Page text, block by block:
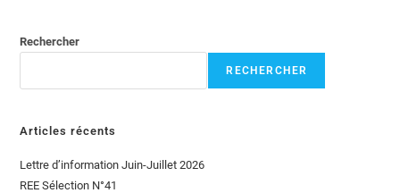
Rechercher
RECHERCHER
Articles récents
Lettre d’information Juin-Juillet 2026
REE Sélection N°41